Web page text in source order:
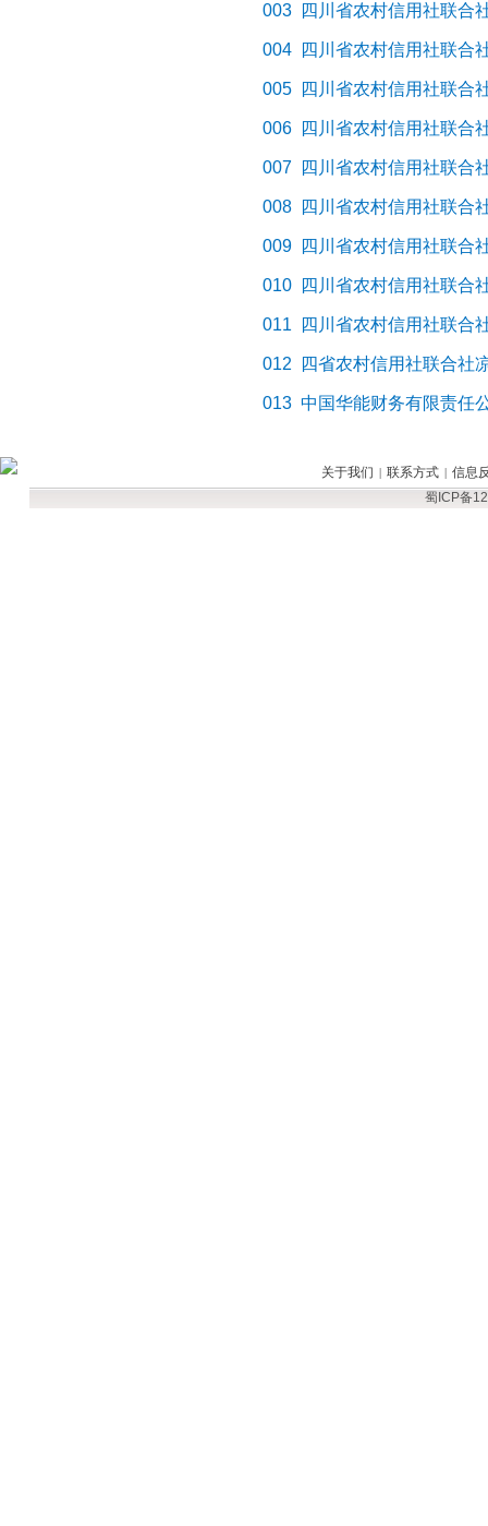
003 四川省农村信用社联合
004 四川省农村信用社联合
005 四川省农村信用社联合
006 四川省农村信用社联合
007 四川省农村信用社联合
008 四川省农村信用社联合
009 四川省农村信用社联合
010 四川省农村信用社联合
011 四川省农村信用社联合
012 四省农村信用社联合社
013 中国华能财务有限责任
关于我们 | 联系方式 | 信息
蜀ICP备